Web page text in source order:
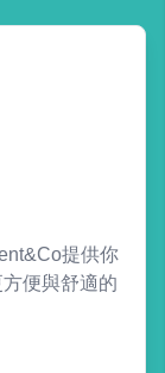
提供你
便與舒適的